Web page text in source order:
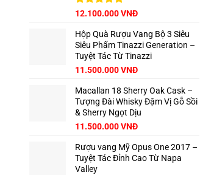
Được xếp
5 sao
12.100.000VNĐ
Hộp Quà Rượu Vang Bộ 3 Siêu
Siêu Phẩm Tinazzi Generation –
Tuyệt Tác Từ Tinazzi
Giá
là:
12.960.000 VNĐ.
11.500.000VNĐGiá
tại
là:
11.500.000 VNĐ.
Macallan 18 Sherry Oak Cask –
Tượng Đài Whisky Đậm Vị Gỗ Sồi
& Sherry Ngọt Dịu
Giá
là:
13.500.000 VNĐ.
11.500.000VNĐGiá
tại
là:
Rượu vang Mỹ Opus One 2017 –
Tuyệt Tác Đỉnh Cao Từ Napa
Valley